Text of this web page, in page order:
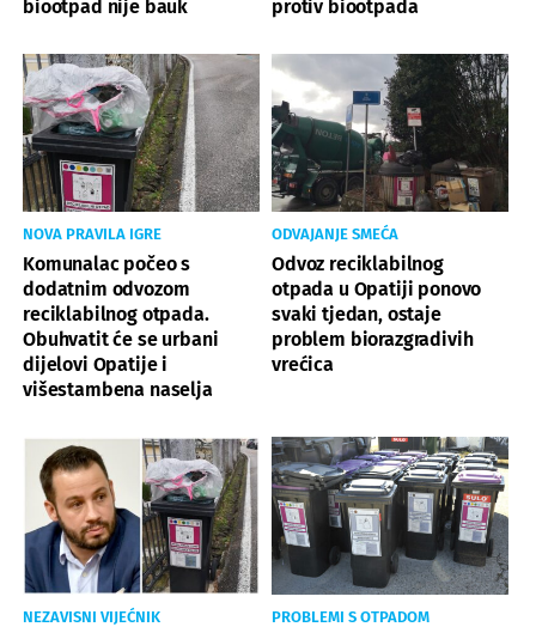
biootpad nije bauk
protiv biootpada
NOVA PRAVILA IGRE
Komunalac počeo s
dodatnim odvozom
reciklabilnog otpada.
Obuhvatit će se urbani
dijelovi Opatije i
višestambena naselja
ODVAJANJE SMEĆA
Odvoz reciklabilnog
otpada u Opatiji ponovo
svaki tjedan, ostaje
problem biorazgradivih
vrećica
NEZAVISNI VIJEĆNIK PROBLEMI S OTPADOM